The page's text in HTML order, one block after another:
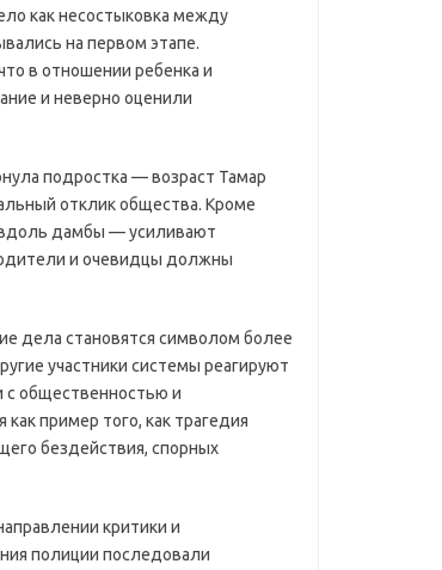
как несостыковка между
на первом этапе.
в отношении ребенка и
и неверно оценили
подростка — возраст Тамар
отклик общества. Кроме
вдоль дамбы — усиливают
и очевидцы должны
дела становятся символом более
участники системы реагируют
с общественностью и
пример того, как трагедия
бездействия, спорных
критики и
полиции последовали